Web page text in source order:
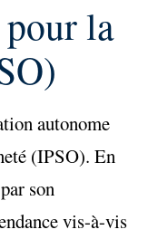
la
autonome
(IPSO). En
son
vis-à-vis